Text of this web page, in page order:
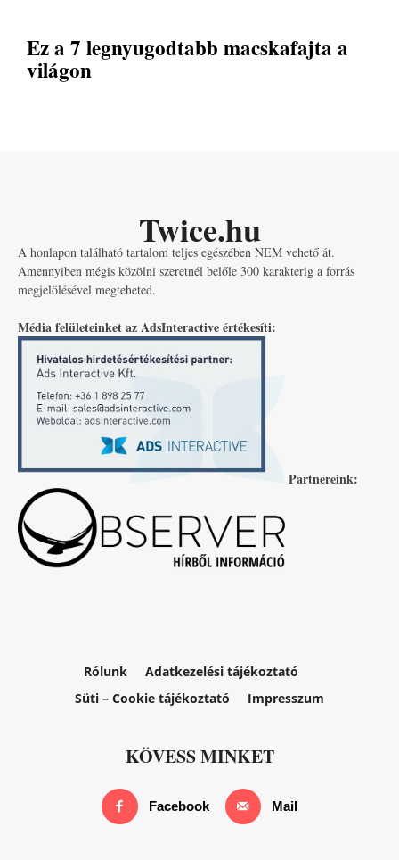
Ez a 7 legnyugodtabb macskafajta a
világon
Twice.hu
A honlapon található tartalom teljes egészében NEM vehető át.
Amennyiben mégis közölni szeretnél belőle 300 karakterig a forrás
megjelölésével megteheted.
Média felületeinket az AdsInteractive értékesíti:
Partnereink:
Rólunk
Adatkezelési tájékoztató
Süti – Cookie tájékoztató
Impresszum
KÖVESS MINKET
Facebook Mail